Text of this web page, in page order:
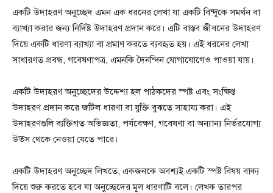
একটি উদাহরণ অনুচ্ছেদ এমন এক ধরনের লেখা যা একটি বিন্দুকে সমর্থন বা
ব্যাখ্যা করার জন্য নির্দিষ্ট উদাহরণ প্রদান করে। এটি বাস্তব জীবনের উদাহরণ
দিয়ে একটি ধারণা ব্যাখ্যা বা প্রমাণ করতে ব্যবহৃত হয়। এই ধরনের লেখা
সাধারণত প্রবন্ধ, গবেষণাপত্র, এমনকি দৈনন্দিন যোগাযোগেও পাওয়া যায়।
একটি উদাহরণ অনুচ্ছেদের উদ্দেশ্য হল পাঠকদের স্পষ্ট এবং সংক্ষিপ্ত
উদাহরণ প্রদান করে জটিল ধারণা বা যুক্তি বুঝতে সাহায্য করা। এই
উদাহরণগুলি ব্যক্তিগত অভিজ্ঞতা, পর্যবেক্ষণ, গবেষণা বা অন্যান্য নির্ভরযোগ্য
উত্স থেকে নেওয়া যেতে পারে।
একটি উদাহরণ অনুচ্ছেদ লিখতে, একজনকে অবশ্যই একটি স্পষ্ট বিষয় বাক্য
দিয়ে শুরু করতে হবে যা অনুচ্ছেদের মূল ধারণাটি বলে। লেখক তারপর